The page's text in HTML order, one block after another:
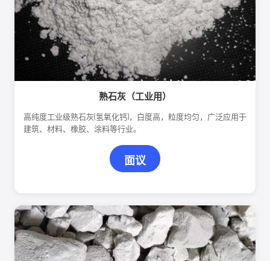
熟石灰（工业用）
高纯度工业级熟石灰(氢氧化钙)，白度高，粒度均匀，广泛应用于
建筑、材料、橡胶、涂料等行业。
面议